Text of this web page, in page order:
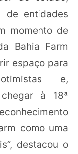
de entidades
momento de
Bahia Farm
espaço para
e,
à 18ª
como uma
destacou o